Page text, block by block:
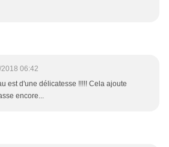
06:42
est d'une délicatesse !!!!! Cela ajoute
encore...